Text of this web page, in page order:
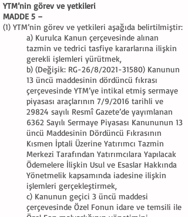
YTM’nin görev ve yetkileri
MADDE 5 –
(1) YTM’nin görev ve yetkileri aşağıda belirtilmiştir:
a) Kurulca Kanun çerçevesinde alınan
tazmin ve tedrici tasfiye kararlarına ilişkin
gerekli işlemleri yürütmek,
b) (Değişik: RG-26/8/2021-31580) Kanunun
13 üncü maddesinin dördüncü fıkrası
çerçevesinde YTM’ye intikal etmiş sermaye
piyasası araçlarının 7/9/2016 tarihli ve
29824 sayılı Resmî Gazete’de yayımlanan
6362 Sayılı Sermaye Piyasası Kanununun 13
üncü Maddesinin Dördüncü Fıkrasının
Kısmen İptali Üzerine Yatırımcı Tazmin
Merkezi Tarafından Yatırımcılara Yapılacak
Ödemelere İlişkin Usul ve Esaslar Hakkında
Yönetmelik kapsamında iadesine ilişkin
işlemleri gerçekleştirmek,
c) Kanunun geçici 3 üncü maddesi
çerçevesinde Özel Fonun idare ve temsili ile